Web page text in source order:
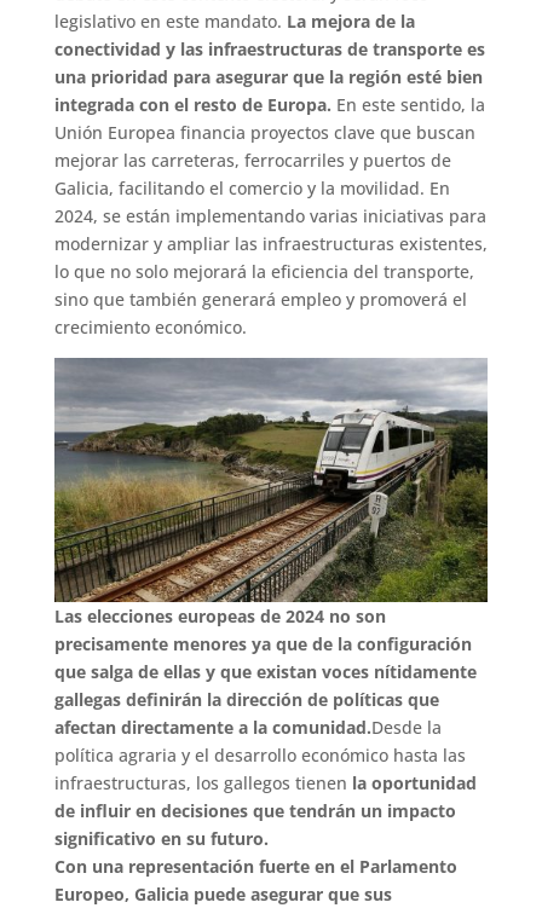
legislativo en este mandato. La mejora de la
conectividad y las infraestructuras de transporte es
una prioridad para asegurar que la región esté bien
integrada con el resto de Europa. En este sentido, la
Unión Europea financia proyectos clave que buscan
mejorar las carreteras, ferrocarriles y puertos de
Galicia, facilitando el comercio y la movilidad. En
2024, se están implementando varias iniciativas para
modernizar y ampliar las infraestructuras existentes,
lo que no solo mejorará la eficiencia del transporte,
sino que también generará empleo y promoverá el
crecimiento económico​.
Las elecciones europeas de 2024 no son
precisamente menores ya que de la configuración
que salga de ellas y que existan voces nítidamente
gallegasdefinirán la dirección de políticas que
afectan directamente a la comunidad.Desde la
política agraria y el desarrollo económico hasta las
infraestructuras, los gallegos tienen la oportunidad
de influir en decisiones que tendrán un impacto
significativo en su futuro.
Con una representación fuerte en el Parlamento
Europeo, Galicia puede asegurar que sus